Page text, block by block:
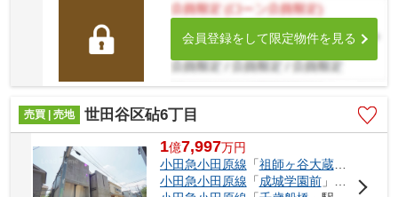
会員登録をして限定物件を見る
売買 | 売地 世田谷区砧6丁目
1億7,997万円
小田急小田原線 「祖師ヶ谷大蔵」駅 徒歩4
小田急小田原線 「成城学園前」駅 徒歩14分